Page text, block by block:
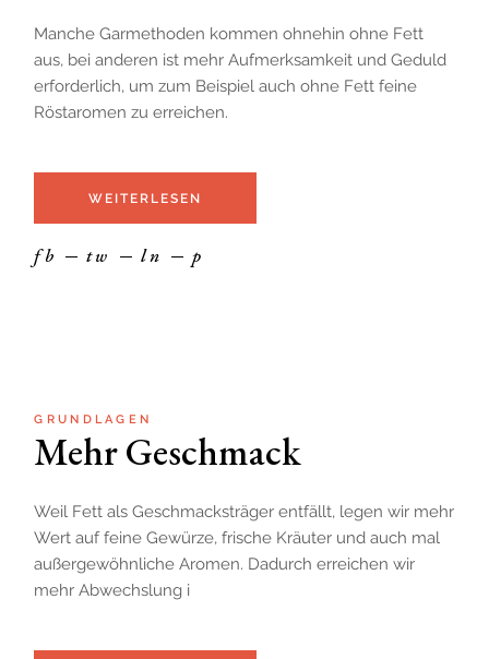
Manche Garmethoden kommen ohnehin ohne Fett
aus, bei anderen ist mehr Aufmerksamkeit und Geduld
erforderlich, um zum Beispiel auch ohne Fett feine
Röstaromen zu erreichen.
WEITERLESEN
fb tw ln p
GRUNDLAGEN
Mehr Geschmack
Weil Fett als Geschmacksträger entfällt, legen wir mehr
Wert auf feine Gewürze, frische Kräuter und auch mal
außergewöhnliche Aromen. Dadurch erreichen wir
mehr Abwechslung i